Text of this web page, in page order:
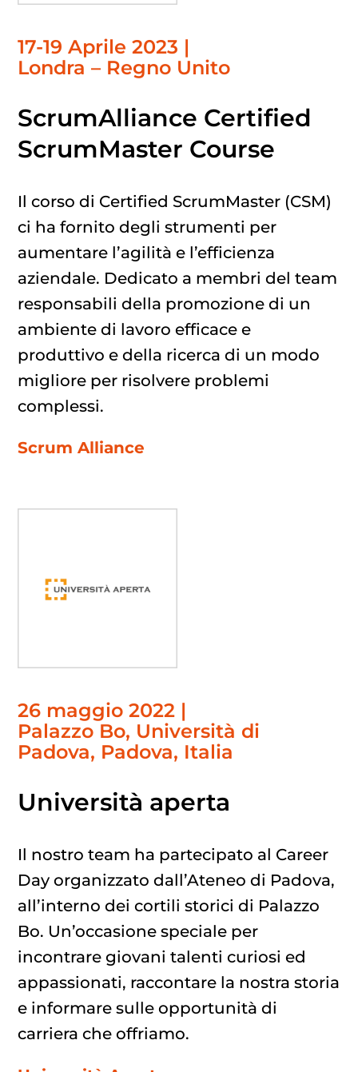
17-19 Aprile 2023 |
Londra – Regno Unito
ScrumAlliance Certified
ScrumMaster Course
Il corso di Certified ScrumMaster (CSM)
ci ha fornito degli strumenti per
aumentare l’agilità e l’efficienza
aziendale. Dedicato a membri del team
responsabili della promozione di un
ambiente di lavoro efficace e
produttivo e della ricerca di un modo
migliore per risolvere problemi
complessi.
Scrum Alliance
26 maggio 2022 |
Palazzo Bo, Università di
Padova, Padova, Italia
Università aperta
Il nostro team ha partecipato al Career
Day organizzato dall’Ateneo di Padova,
all’interno dei cortili storici di Palazzo
Bo. Un’occasione speciale per
incontrare giovani talenti curiosi ed
appassionati, raccontare la nostra storia
e informare sulle opportunità di
carriera che offriamo.